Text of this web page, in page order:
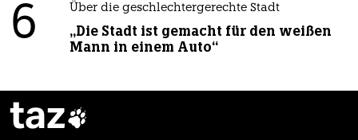
6 Über die geschlechtergerechte Stadt
„Die Stadt ist gemacht für den weißen
Mann in einem Auto“
taz